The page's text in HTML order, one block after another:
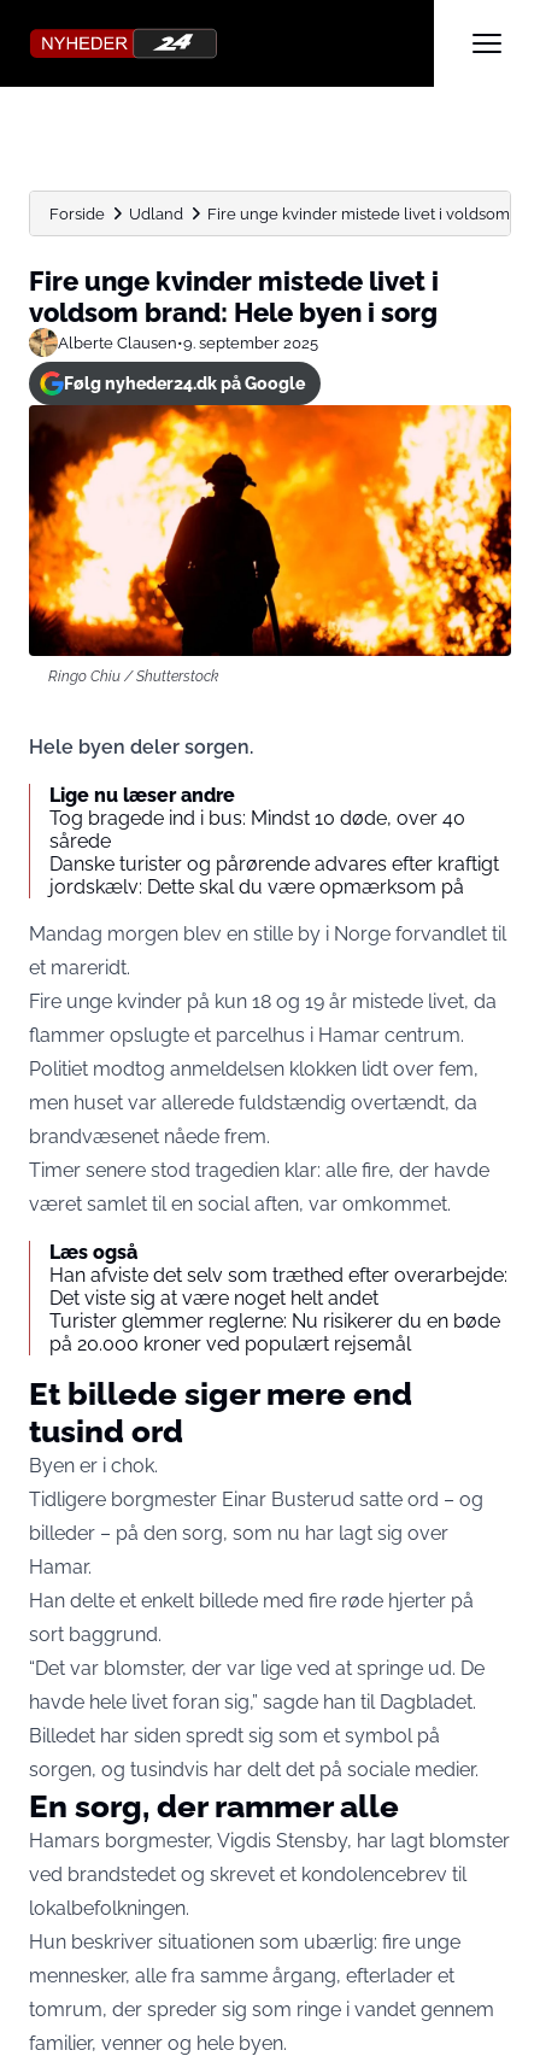
Forside Udland Fire unge kvinder mistede livet i voldsom
Fire unge kvinder mistede livet i
voldsom brand: Hele byen i sorg
Alberte Clausen•9. september 2025
Følg nyheder24.dk på Google
Ringo Chiu / Shutterstock
Hele byen deler sorgen.
Lige nu læser andre
Tog bragede ind i bus: Mindst 10 døde, over 40
sårede
Danske turister og pårørende advares efter kraftigt
jordskælv: Dette skal du være opmærksom på
Mandag morgen blev en stille by i Norge forvandlet til
et mareridt.
Fire unge kvinder på kun 18 og 19 år mistede livet, da
flammer opslugte et parcelhus i Hamar centrum.
Politiet modtog anmeldelsen klokken lidt over fem,
men huset var allerede fuldstændig overtændt, da
brandvæsenet nåede frem.
Timer senere stod tragedien klar: alle fire, der havde
været samlet til en social aften, var omkommet.
Læs også
Han afviste det selv som træthed efter overarbejde:
Det viste sig at være noget helt andet
Turister glemmer reglerne: Nu risikerer du en bøde
på 20.000 kroner ved populært rejsemål
Et billede siger mere end
tusind ord
Byen er i chok.
Tidligere borgmester Einar Busterud satte ord – og
billeder – på den sorg, som nu har lagt sig over
Hamar.
Han delte et enkelt billede med fire røde hjerter på
sort baggrund.
“Det var blomster, der var lige ved at springe ud. De
havde hele livet foran sig,” sagde han til Dagbladet.
Billedet har siden spredt sig som et symbol på
sorgen, og tusindvis har delt det på sociale medier.
En sorg, der rammer alle
Hamars borgmester, Vigdis Stensby, har lagt blomster
ved brandstedet og skrevet et kondolencebrev til
lokalbefolkningen.
Hun beskriver situationen som ubærlig: fire unge
mennesker, alle fra samme årgang, efterlader et
tomrum, der spreder sig som ringe i vandet gennem
familier, venner og hele byen.